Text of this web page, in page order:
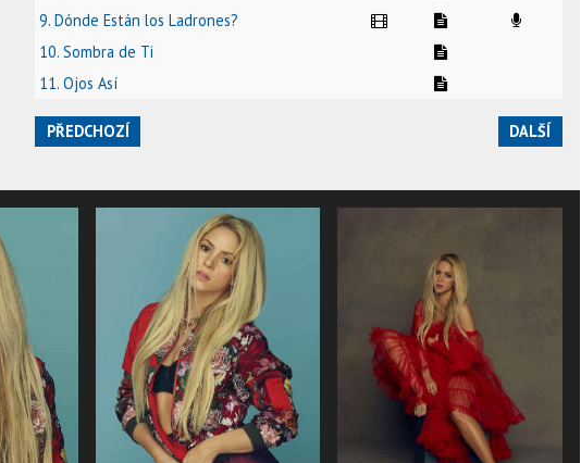
9. Dónde Están los Ladrones?
10. Sombra de Ti
11. Ojos Así
PŘEDCHOZÍ DALŠÍ